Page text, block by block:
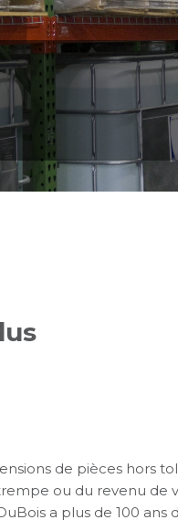
de pièces hors
ou du revenu
a plus de 100